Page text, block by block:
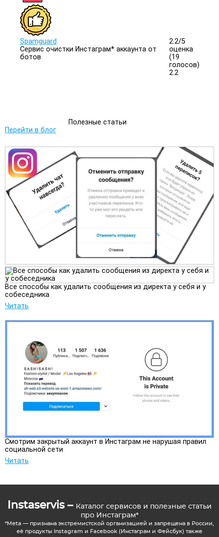
Spamguard
Сервис очистки Инстаграм* аккаунта от
ботов
2.2/5
оценка
(19
голосов)
2.2
Полезные статьи
Перейти в блог
Все способы как удалить сообщения из директа у себя и у
собеседника
Читать
Смотрим закрытый аккаунт в Инстаграм не нарушая правил
социальной сети
Читать
Instaservis – Каталог сервисов и полезные статьи
про Инстаграм*
*Meta — признана экстремистской организацией и запрещена в России,
её продукты Instagram и Facebook (Инстаграм и Фейсбук) также